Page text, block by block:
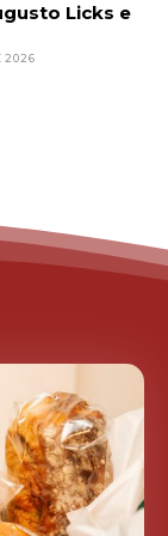
Licks e
2026